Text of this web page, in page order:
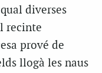
diverses
recinte
prové de
llogà les naus